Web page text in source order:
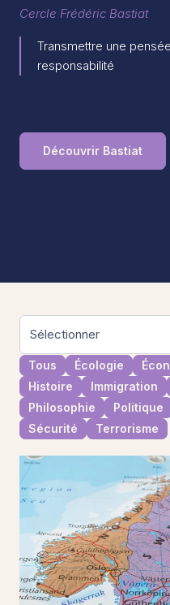
Cercle Frédéric Bastiat
Transmettre une
responsabilité
Découvrir Bastiat
Tous Écologie
Histoire
Immigration
Philosophie
Politique
Sécurité
Terrorisme